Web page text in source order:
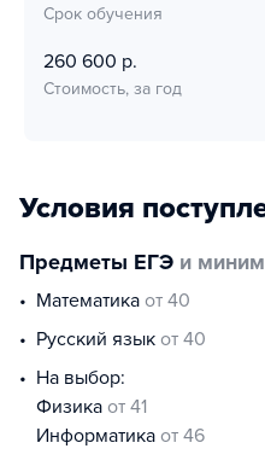
Срок обучения
260 600 р.
Стоимость, за год
Условия
Предметы ЕГЭ и
математика от 40
русский язык от 40
На выбор:
физика от 41
информатика от 46